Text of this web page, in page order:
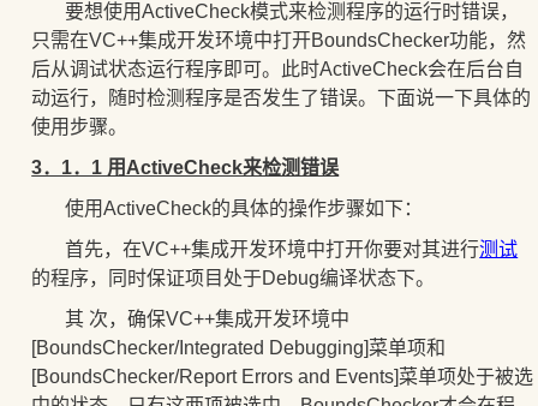
要想使用ActiveCheck模式来检测程序的运行时错误，
只需在VC++集成开发环境中打开BoundsChecker功能，然
后从调试状态运行程序即可。此时ActiveCheck会在后台自
动运行，随时检测程序是否发生了错误。下面说一下具体的
使用步骤。
3．1．1 用ActiveCheck来检测错误
使用ActiveCheck的具体的操作步骤如下：
首先，在VC++集成开发环境中打开你要对其进行测试
的程序，同时保证项目处于Debug编译状态下。
其 次，确保VC++集成开发环境中
[BoundsChecker/Integrated Debugging]菜单项和
[BoundsChecker/Report Errors and Events]菜单项处于被选